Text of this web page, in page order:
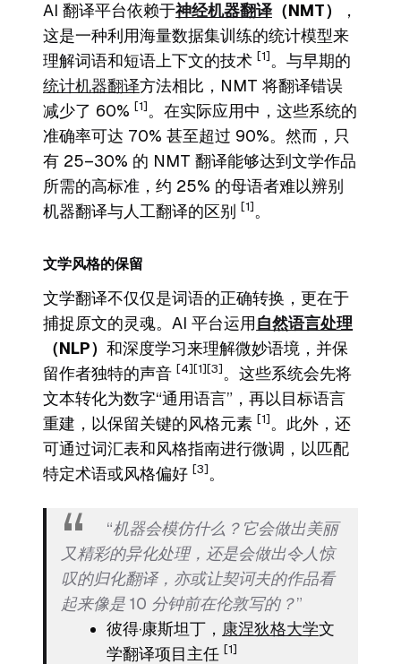
AI 翻译平台依赖于神经机器翻译 （NMT）
，
这是一种利用海量数据集训练的统计模型来
理解词语和短语上下文的技术 [1] 。与早期的
统计机器翻译方法相比，NMT 将翻译错误
减少了 60% [1] 。在实际应用中，这些系统的
准确率可达 70% 甚至超过 90%。然而，只
有 25–30% 的 NMT 翻译能够达到文学作品
所需的高标准，约 25% 的母语者难以辨别
机器翻译与人工翻译的区别
[1] 。
文学风格的保留
文学翻译不仅仅是词语的正确转换，更在于
捕捉原文的灵魂。AI 平台运用 自然语言处理
（NLP） 和深度学习来理解微妙语境，并保
留作者独特的声音 [4] [1] [3] 。这些系统会先将
文本转化为数字“通用语言”，再以目标语言
重建，以保留关键的风格元素 [1] 。此外，还
可通过词汇表和风格指南进行微调，以匹配
特定术语或风格偏好 [3] 。
“机器会模仿什么？它会做出美丽
又精彩的异化处理，还是会做出令人惊
叹的归化翻译，亦或让契诃夫的作品看
起来像是 10 分钟前在伦敦写的？”
彼得·康斯坦丁， 康涅狄格大学文
学翻译项目主任 [1]